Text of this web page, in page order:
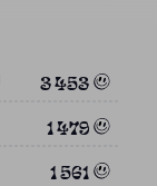
3 453
1 479
1 561